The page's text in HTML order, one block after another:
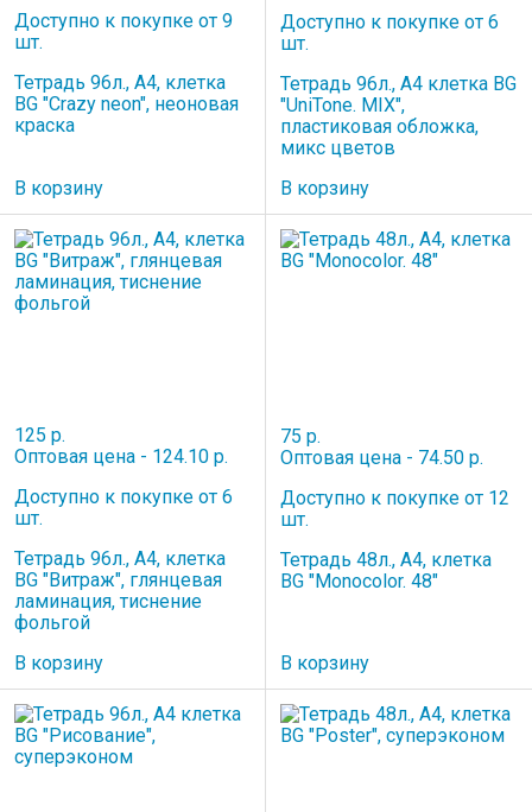
Доступно к покупке от 9
шт.
Тетрадь 96л., А4, клетка
BG "Crazy neon", неоновая
краска
В корзину
Доступно к покупке от 6
шт.
Тетрадь 96л., А4 клетка BG
"UniTone. MIX",
пластиковая обложка,
микс цветов
В корзину
125 р.
Оптовая цена - 124.10 р.
Доступно к покупке от 6
шт.
Тетрадь 96л., А4, клетка
BG "Витраж", глянцевая
ламинация, тиснение
фольгой
В корзину
75 р.
Оптовая цена - 74.50 р.
Доступно к покупке от 12
шт.
Тетрадь 48л., А4, клетка
BG "Monocolor. 48"
В корзину